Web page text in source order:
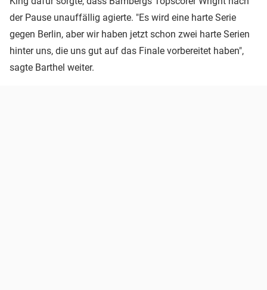
der Pause unauffällig agierte. "Es wird eine harte Serie
gegen Berlin, aber wir haben jetzt schon zwei harte Serien
hinter uns, die uns gut auf das Finale vorbereitet haben",
sagte Barthel weiter.